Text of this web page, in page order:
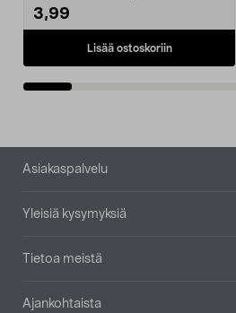
3,99
Lisää ostoskoriin
Alatunniste
Asiakaspalvelu
Yleisiä kysymyksiä
Tietoa meistä
Ajankohtaista